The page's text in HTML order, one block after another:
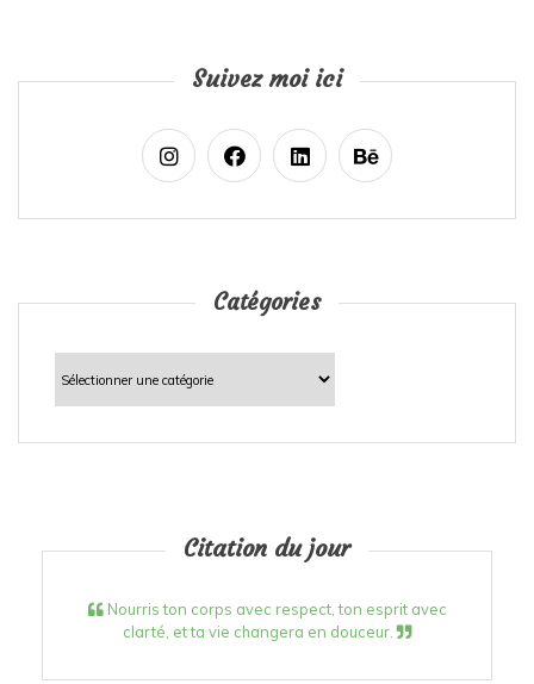
Suivez moi ici
Catégories
Catégories
Citation du jour
Nourris ton corps avec respect, ton esprit avec
clarté, et ta vie changera en douceur.